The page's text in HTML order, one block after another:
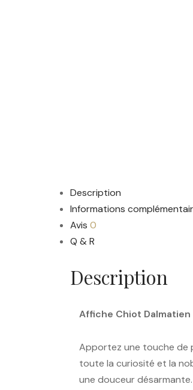
Description
Informations
Avis 0
Q & R
Description
Affiche Chiot
Apportez une touche de
toute la curiosité et la
une douceur désarmante.